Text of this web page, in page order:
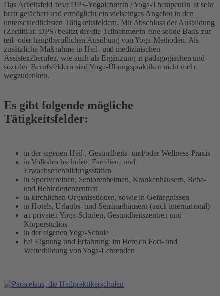
Das Arbeitsfeld des/r DPS-YogalehrerIn / Yoga-TherapeutIn ist sehr
breit gefächert und ermöglicht ein vielseitiges Angebot in den
unterschiedlichsten Tätigkeitsfeldern. Mit Abschluss der Ausbildung
(Zertifikat: DPS) besitzt der/die Teilnehmer/in eine solide Basis zur
teil- oder hauptberuflichen Ausübung von Yoga-Methoden. Als
zusätzliche Maßnahme in Heil- und medizinischen
Assistenzberufen, wie auch als Ergänzung in pädagogischen und
sozialen Berufsfeldern sind Yoga-Übungspraktiken nicht mehr
wegzudenken.
Es gibt folgende mögliche
Tätigkeitsfelder:
in der eigenen Heil-, Gesundheits- und/oder Wellness-Praxis
in Volkshochschulen, Familien- und
Erwachsenenbildungsstätten
in Sportvereinen, Seniorenheimen, Krankenhäusern, Reha-
und Behindertenzentren
in kirchlichen Organisationen, sowie in Gefängnissen
in Hotels, Urlaubs- und Seminarhäusern (auch international)
an privaten Yoga-Schulen, Gesundheitszentren und
Körperstudios
in der eigenen Yoga-Schule
bei Eignung und Erfahrung: im Bereich Fort- und
Weiterbildung von Yoga-Lehrenden